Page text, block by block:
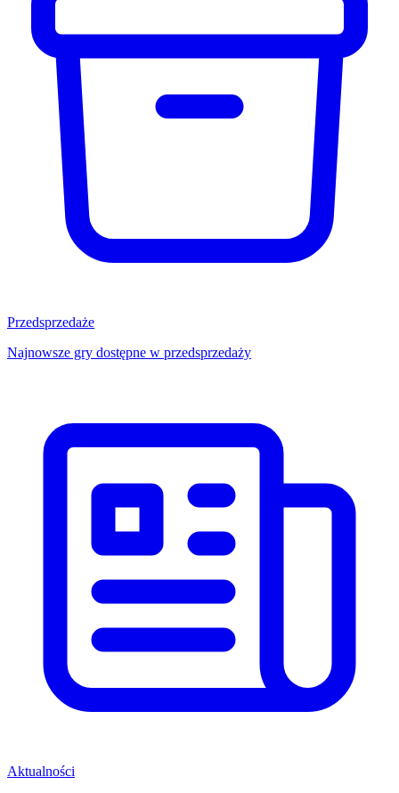
Przedsprzedaże
Najnowsze gry dostępne w przedsprzedaży
Aktualności